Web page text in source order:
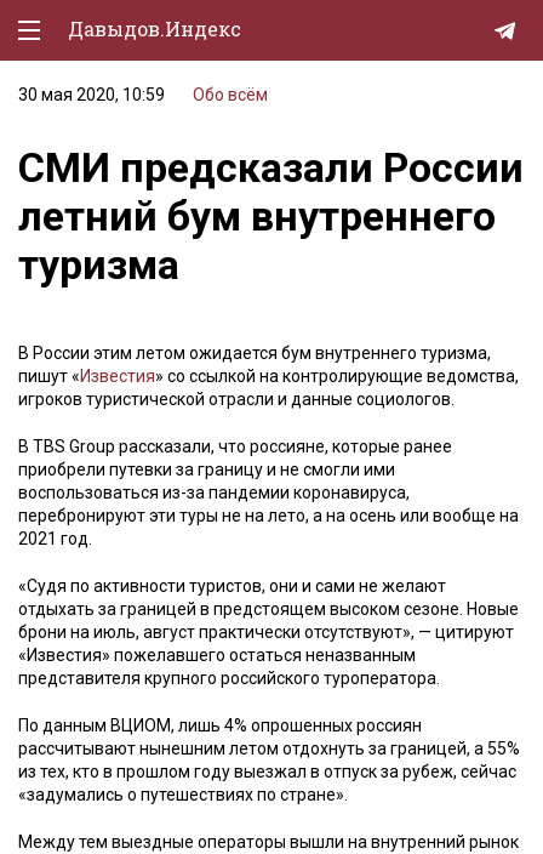
Давыдов.Индекс
Политическая жизнь
Экономика
Природа
Образование
Культура
Lifestyle
Мурзилка
30 мая 2020, 10:59 Обо всём
СМИ предсказали России
летний бум внутреннего
туризма
В России этим летом ожидается бум внутреннего туризма,
пишут «Известия» со ссылкой на контролирующие ведомства,
игроков туристической отрасли и данные социологов.
В TBS Group рассказали, что россияне, которые ранее
приобрели путевки за границу и не смогли ими
воспользоваться из-за пандемии коронавируса,
перебронируют эти туры не на лето, а на осень или вообще на
2021 год.
«Судя по активности туристов, они и сами не желают
отдыхать за границей в предстоящем высоком сезоне. Новые
брони на июль, август практически отсутствуют», — цитируют
«Известия» пожелавшего остаться неназванным
представителя крупного российского туроператора.
По данным ВЦИОМ, лишь 4% опрошенных россиян
рассчитывают нынешним летом отдохнуть за границей, а 55%
из тех, кто в прошлом году выезжал в отпуск за рубеж, сейчас
«задумались о путешествиях по стране».
Между тем выездные операторы вышли на внутренний рынок